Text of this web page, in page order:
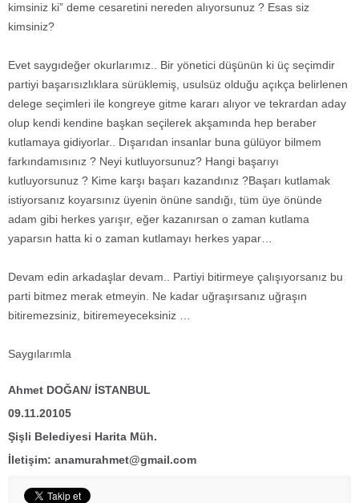
kimsiniz ki” deme cesaretini nereden alıyorsunuz ? Esas siz
kimsiniz?
Evet saygıdeğer okurlarımız.. Bir yönetici düşünün ki üç seçimdir
partiyi başarısızlıklara sürüklemiş, usulsüz olduğu açıkça belirlenen
delege seçimleri ile kongreye gitme kararı alıyor ve tekrardan aday
olup kendi kendine başkan seçilerek akşamında hep beraber
kutlamaya gidiyorlar.. Dışarıdan insanlar buna gülüyor bilmem
farkındamısınız ? Neyi kutluyorsunuz? Hangi başarıyı
kutluyorsunuz ? Kime karşı başarı kazandınız ?Başarı kutlamak
istiyorsanız koyarsınız üyenin önüne sandığı, tüm üye önünde
adam gibi herkes yarışır, eğer kazanırsan o zaman kutlama
yaparsın hatta ki o zaman kutlamayı herkes yapar…
Devam edin arkadaşlar devam.. Partiyi bitirmeye çalışıyorsanız bu
parti bitmez merak etmeyin. Ne kadar uğraşırsanız uğraşın
bitiremezsiniz, bitiremeyeceksiniz …
Saygılarımla
Ahmet DOĞAN/ İSTANBUL
09.11.20105
Şişli Belediyesi Harita Müh.
İletişim: anamurahmet@gmail.com